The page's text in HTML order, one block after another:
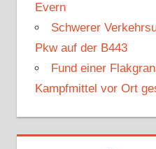
Evern
Schwerer
Pkw auf der B443
Fund einer
Kampfmittel vor Ort